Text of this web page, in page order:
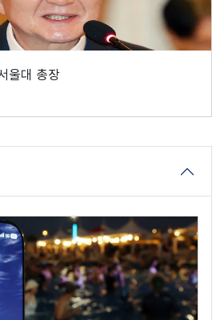
울대 총장